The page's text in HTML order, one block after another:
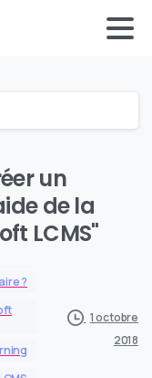
un
de la
LCMS"
?
1 octobre
2018